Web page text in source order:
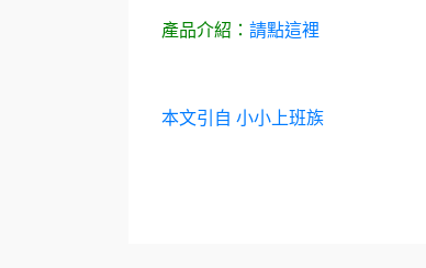
產品介紹： 請點這裡
本文引自 小小上班族